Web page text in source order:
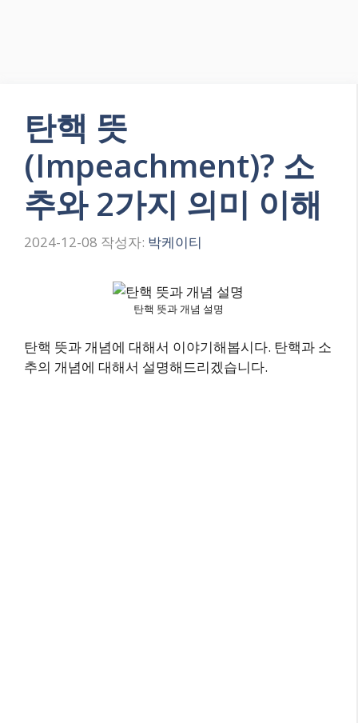
탄핵 뜻
(Impeachment)? 소
추와 2가지 의미 이해
2024-12-08 작성자: 박케이티
탄핵 뜻과 개념 설명
탄핵 뜻과 개념에 대해서 이야기해봅시다. 탄핵과 소
추의 개념에 대해서 설명해드리겠습니다.